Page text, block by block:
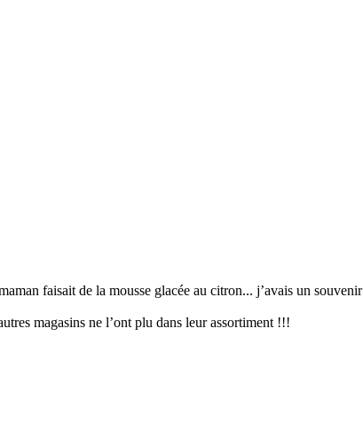
faisait de la mousse glacée au citron... j’avais un
magasins ne l’ont plu dans leur assortiment !!!